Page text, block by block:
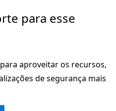
para esse
aproveitar os recursos,
de segurança mais